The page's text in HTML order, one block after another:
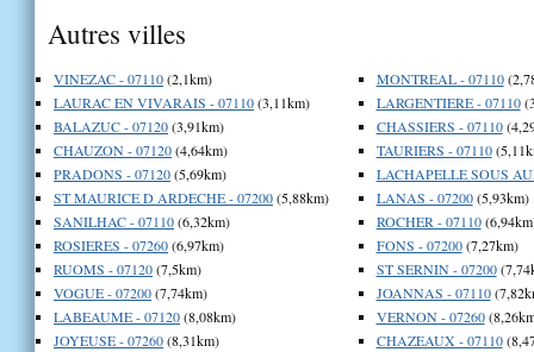
Autres villes
VINEZAC - 07110(2,1km)
LAURAC EN VIVARAIS - 07110(3,11km)
BALAZUC - 07120(3,91km)
CHAUZON - 07120(4,64km)
PRADONS - 07120(5,69km)
ST MAURICE D ARDECHE - 07200(5,88km)
SANILHAC - 07110(6,32km)
ROSIERES - 07260(6,97km)
RUOMS - 07120(7,5km)
VOGUE - 07200(7,74km)
LABEAUME - 07120(8,08km)
JOYEUSE - 07260(8,31km)
MONTREAL - 07110
LARGENTIERE - 07110
CHASSIERS - 07110
TAURIERS - 07110
LACHAPELLE SOUS
LANAS - 07200(5,93km)
ROCHER - 07110
FONS - 07200(7,27km)
ST SERNIN - 07200
JOANNAS - 07110
VERNON - 07260
CHAZEAUX - 07110